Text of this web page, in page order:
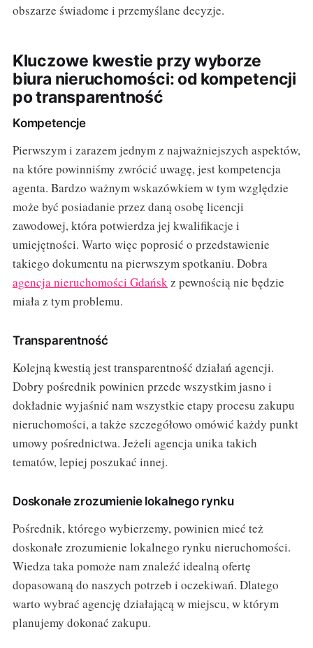
obszarze świadome i przemyślane decyzje.
Kluczowe kwestie przy wyborze
biura nieruchomości: od kompetencji
po transparentność
Kompetencje
Pierwszym i zarazem jednym z najważniejszych aspektów,
na które powinniśmy zwrócić uwagę, jest kompetencja
agenta. Bardzo ważnym wskazówkiem w tym względzie
może być posiadanie przez daną osobę licencji
zawodowej, która potwierdza jej kwalifikacje i
umiejętności. Warto więc poprosić o przedstawienie
takiego dokumentu na pierwszym spotkaniu. Dobra
agencja nieruchomości Gdańskz pewnością nie będzie
miała z tym problemu.
Transparentność
Kolejną kwestią jest transparentność działań agencji.
Dobry pośrednik powinien przede wszystkim jasno i
dokładnie wyjaśnić nam wszystkie etapy procesu zakupu
nieruchomości, a także szczegółowo omówić każdy punkt
umowy pośrednictwa. Jeżeli agencja unika takich
tematów, lepiej poszukać innej.
Doskonałe zrozumienie lokalnego rynku
Pośrednik, którego wybierzemy, powinien mieć też
doskonałe zrozumienie lokalnego rynku nieruchomości.
Wiedza taka pomoże nam znaleźć idealną ofertę
dopasowaną do naszych potrzeb i oczekiwań. Dlatego
warto wybrać agencję działającą w miejscu, w którym
planujemy dokonać zakupu.